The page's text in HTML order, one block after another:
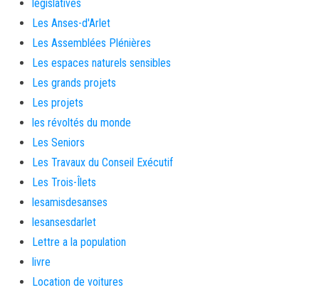
législatives
Les Anses-d'Arlet
Les Assemblées Plénières
Les espaces naturels sensibles
Les grands projets
Les projets
les révoltés du monde
Les Seniors
Les Travaux du Conseil Exécutif
Les Trois-Îlets
lesamisdesanses
lesansesdarlet
Lettre a la population
livre
Location de voitures